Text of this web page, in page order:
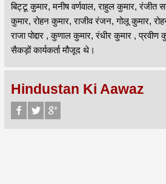
बिट्टू कुमार, मनीष वर्णवाल, राहुल कुमार, रंजीत
कुमार, रोहन कुमार, राजीव रंजन, गोलू कुमार,
राजा पोद्दार , कुणाल कुमार, रंधीर कुमार ,
सैकड़ों कार्यकर्ता मौजूद थे।
Hindustan Ki Aawaz